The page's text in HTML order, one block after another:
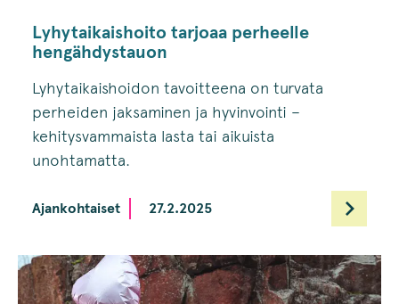
Lyhytaikaishoito tarjoaa perheelle
hengähdystauon
Lyhytaikaishoidon tavoitteena on turvata
perheiden jaksaminen ja hyvinvointi –
kehitysvammaista lasta tai aikuista
unohtamatta.
Ajankohtaiset 27.2.2025